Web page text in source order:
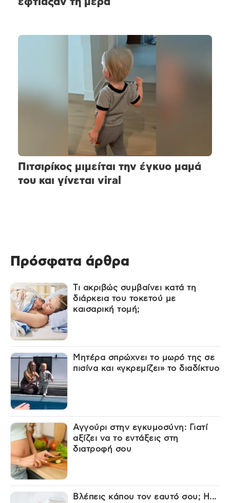
Πιτσιρίκος μιμείται την έγκυο μαμά
του και γίνεται viral
Πρόσφατα άρθρα
Τι ακριβώς συμβαίνει κατά τη
διάρκεια του τοκετού με
καισαρική τομή;
Μητέρα σπρώχνει το μωρό της σε
πισίνα και «γκρεμίζει» το διαδίκτυο
Αγγούρι στην εγκυμοσύνη: Γιατί
αξίζει να το εντάξεις στη
διατροφή σου
Βλέπεις κάπου τον εαυτό σου; Η...